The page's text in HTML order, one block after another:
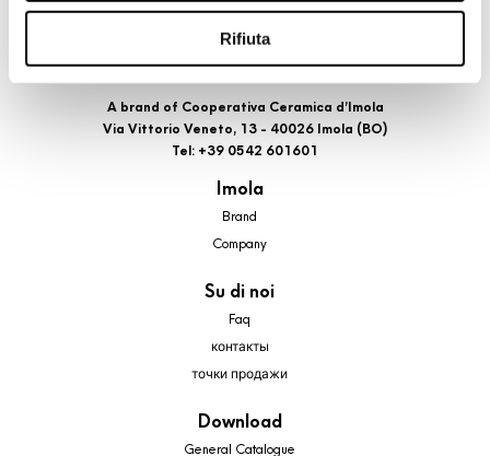
riportati. Puoi avere maggiori dettagli visionando
l’Informativa estesa cookie. La chiusura del presente
banner comporterà il permanere dei soli cookie tecnici ed
comunque modificare le tue scelte in qualsiasi momento,
accedendo al link presente nel footer.
Rifiuta
A brand of Cooperativa Ceramica d’Imola
Via Vittorio Veneto, 13 - 40026 Imola (BO)
Tel: +39 0542 601601
Imola
Brand
Company
Su di noi
Faq
контакты
точки продажи
Download
General Catalogue